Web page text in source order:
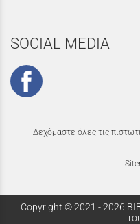
SOCIAL MEDIA
Δεχόμαστε όλες τις
Copyright © 2021 - 2026